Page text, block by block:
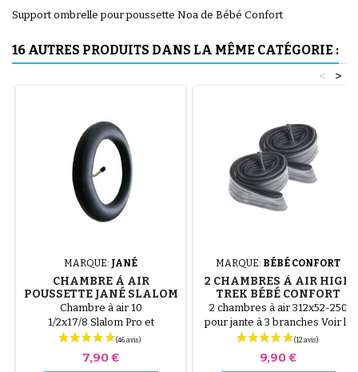
Support ombrelle pour poussette Noa de Bébé Confort
16 AUTRES PRODUITS DANS LA MÊME CATÉGORIE :
>
<
MARQUE: JANÉ
CHAMBRE À AIR
POUSSETTE JANÉ SLALOM
PRO ET POWERTWIN
Chambre à air 10
1/2x17/8 Slalom Pro et
Powertwin
Prix
7,90 €
MARQUE: BÉBÉ CONFORT
2 CHAMBRES À AIR HIGH
TREK BÉBÉ CONFORT
2 chambres à air 312x52-250
pour jante à 3 branches Voir la
vidéo ci dessous afin d'éviter
montage. VIDÉO DE
Prix
9,90 €